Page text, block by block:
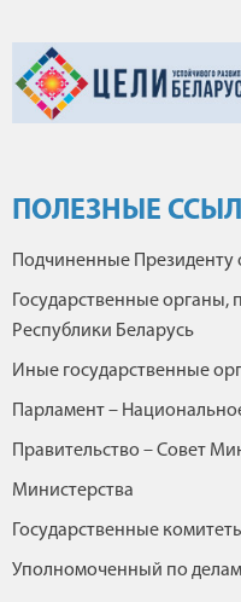
ПОЛЕЗНЫЕ
Подчиненные Президенту
Государственные органы,
Республики Беларусь
Иные государственные
Парламент –
Правительство – Совет
Министерства
Государственные
Уполномоченный по